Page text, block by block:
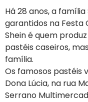
Há 28 anos, a
garantidos na Festa
Shein é quem
pastéis caseiros,
família.
Os famosos pastéis
Dona Lúcia, na rua
Serrano